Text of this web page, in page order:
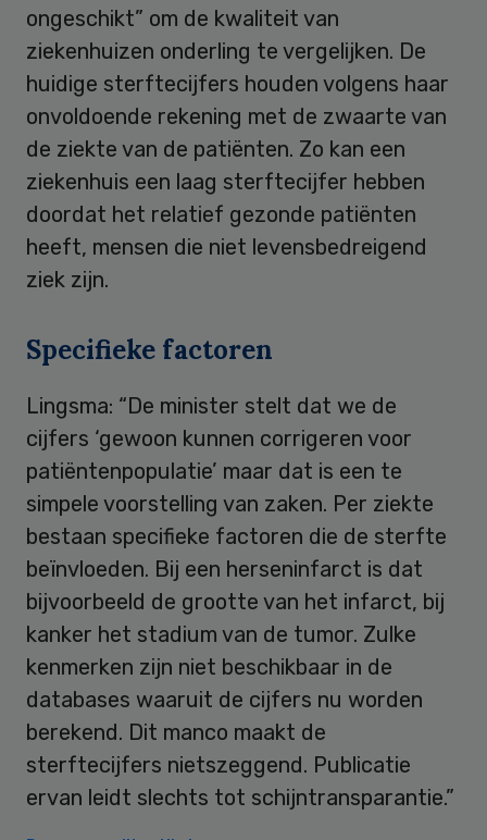
ongeschikt” om de kwaliteit van
ziekenhuizen onderling te vergelijken. De
huidige sterftecijfers houden volgens haar
onvoldoende rekening met de zwaarte van
de ziekte van de patiënten. Zo kan een
ziekenhuis een laag sterftecijfer hebben
doordat het relatief gezonde patiënten
heeft, mensen die niet levensbedreigend
ziek zijn.
Specifieke factoren
Lingsma: “De minister stelt dat we de
cijfers ‘gewoon kunnen corrigeren voor
patiëntenpopulatie’ maar dat is een te
simpele voorstelling van zaken. Per ziekte
bestaan specifieke factoren die de sterfte
beïnvloeden. Bij een herseninfarct is dat
bijvoorbeeld de grootte van het infarct, bij
kanker het stadium van de tumor. Zulke
kenmerken zijn niet beschikbaar in de
databases waaruit de cijfers nu worden
berekend. Dit manco maakt de
sterftecijfers nietszeggend. Publicatie
ervan leidt slechts tot schijntransparantie.”